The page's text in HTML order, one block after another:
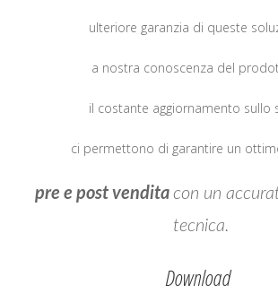
ulteriore garanzia di queste
a nostra conoscenza del
il costante aggiornamento sullo
ci permettono di garantire un
pre e post vendita con un
tecnica.
Download